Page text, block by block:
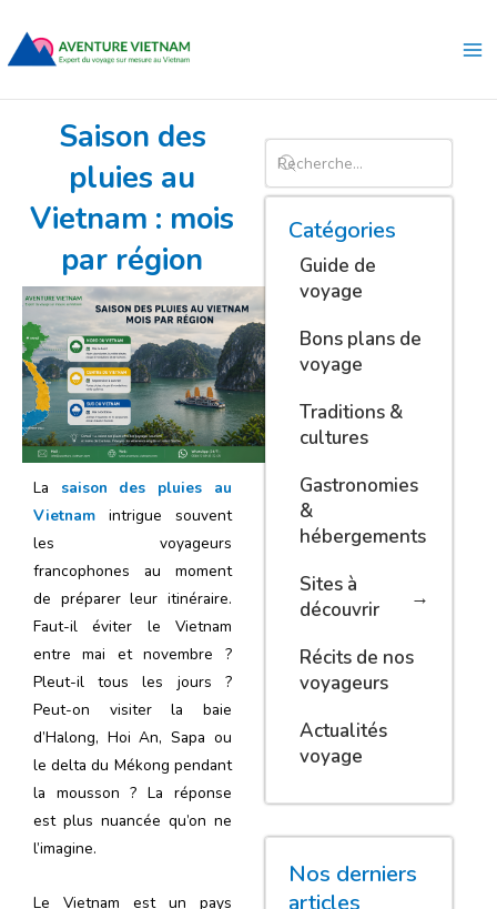
contenu
Saison des
pluies au
Vietnam : mois
par région
La saison des pluies au
Vietnam intrigue souvent
les voyageurs
francophones au moment
de préparer leur itinéraire.
Faut-il éviter le Vietnam
entre mai et novembre ?
Pleut-il tous les jours ?
Peut-on visiter la baie
d’Halong, Hoi An, Sapa ou
le delta du Mékong pendant
la mousson ? La réponse
est plus nuancée qu’on ne
l’imagine.
Le Vietnam est un pays
Catégories
Guide de
voyage
Bons plans de
voyage
Traditions &
cultures
Gastronomies
&
hébergements
Sites à
découvrir
Récits de nos
voyageurs
Actualités
voyage
Nos derniers
articles